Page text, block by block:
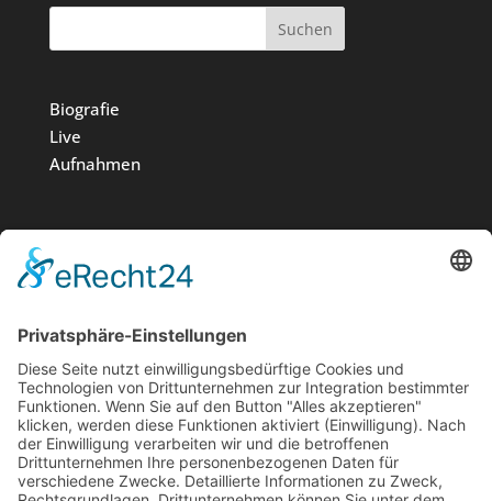
Suchen
Biografie
Live
Aufnahmen
Medien
News
Kontakt
Impressum
Datenschutz